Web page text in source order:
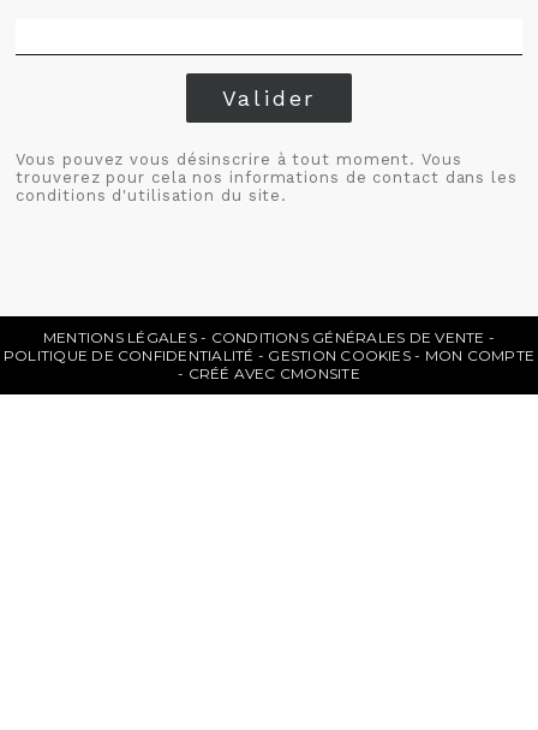
Valider
Vous pouvez vous désinscrire à tout moment. Vous
trouverez pour cela nos informations de contact dans les
conditions d'utilisation du site.
MENTIONS LÉGALES
CONDITIONS GÉNÉRALES DE VENTE
POLITIQUE DE CONFIDENTIALITÉ
GESTION COOKIES
MON COMPTE
CRÉÉ AVEC CMONSITE